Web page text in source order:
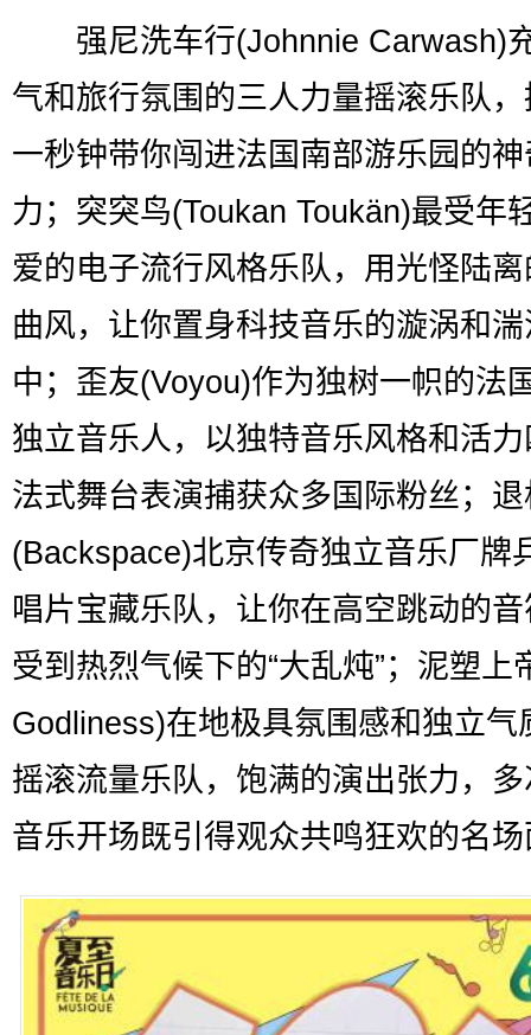
强尼洗车行(Johnnie Carwash)
气和旅行氛围的三人力量摇滚乐队
一秒钟带你闯进法国南部游乐园的
力；突突鸟(Toukan Toukän)最受年
爱的电子流行风格乐队，用光怪陆
曲风，让你置身科技音乐的漩涡和
中；歪友(Voyou)作为独树一帜的法
独立音乐人，以独特音乐风格和活
法式舞台表演捕获众多国际粉丝；
(Backspace)北京传奇独立音乐厂牌
唱片宝藏乐队，让你在高空跳动的
受到热烈气候下的“大乱炖”；泥塑上
Godliness)在地极具氛围感和独立气
摇滚流量乐队，饱满的演出张力，
音乐开场既引得观众共鸣狂欢的名